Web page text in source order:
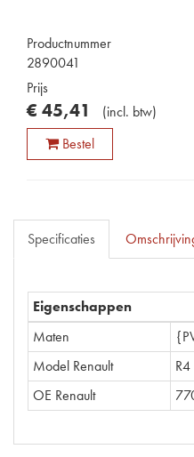
Productnummer
2890041
Prijs
€ 45,41 (incl. btw)
Bestel
Specificaties
Eigenschappen
Maten
Model Renault
R4
OE Renault